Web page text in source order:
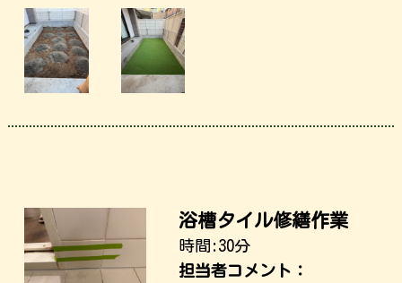
浴槽タイル修繕作業
時間:30分
担当者コメント：